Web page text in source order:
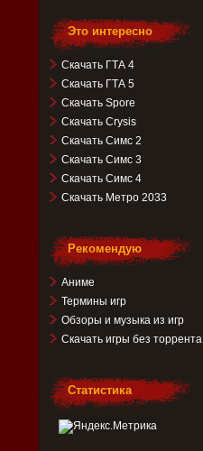
Это интересно
Скачать ГТА 4
Скачать ГТА 5
Скачать Spore
Скачать Crysis
Скачать Симс 2
Скачать Симс 3
Скачать Симс 4
Скачать Метро 2033
Рекомендую
Аниме
Термины игр
Обзоры и музыка из игр
Скачать игры без торрента
Статистика